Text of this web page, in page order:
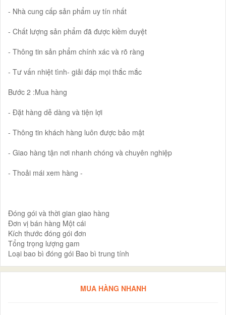
- Nhà cung cấp sản phẩm uy tín nhất
- Chất lượng sản phẩm đã được kiềm duyệt
- Thông tin sản phẩm chính xác và rõ ràng
- Tư vấn nhiệt tình- giải đáp mọi thắc mắc
Bước 2 :Mua hàng
- Đặt hàng dễ dàng và tiện lợi
- Thông tin khách hàng luôn được bảo mật
- Giao hàng tận nơi nhanh chóng và chuyên nghiệp
- Thoải mái xem hàng -
Đóng gói và thời gian giao hàng
Đơn vị bán hàng Một cái
Kích thước đóng gói đơn
Tổng trọng lượng gam
Loại bao bì đóng gói Bao bì trung tính
MUA HÀNG NHANH